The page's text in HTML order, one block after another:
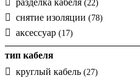
7,5-9
8-28(10)
12(1)
(22)
снятие изоляции (78)
аксессуар (17)
тип кабеля
круглый кабель (27)